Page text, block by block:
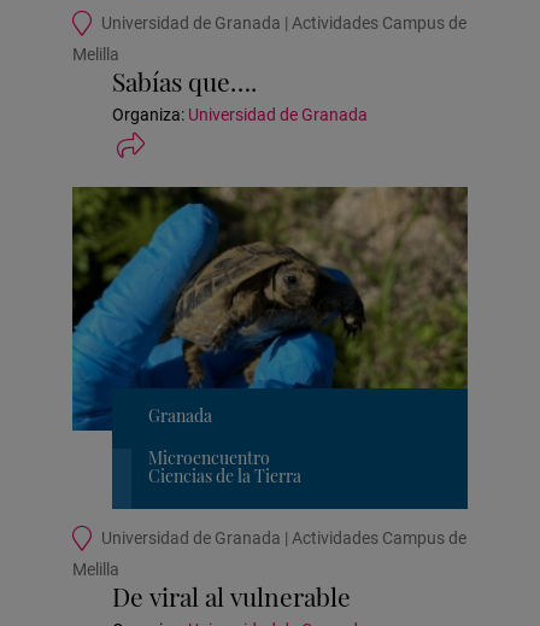
Ubicación
la
actividad
Universidad de Granada | Actividades Campus de
Melilla
Sabías que….
Organiza: Universidad de Granada
Granada
Microencuentro
Ciencias de la Tierra
Ubicación
la
actividad
Universidad de Granada | Actividades Campus de
Melilla
De viral al vulnerable